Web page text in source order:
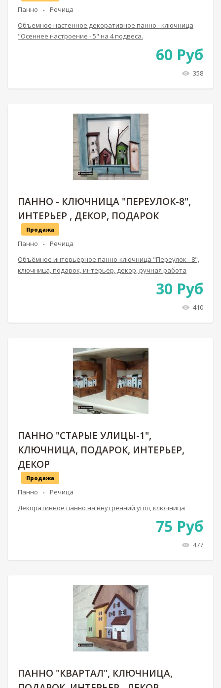
Панно
Речица
Объемное настенное декоративное панно - ключница
"Осеннее настроение - 5" на 4 подвеса.
60 Руб
358
ПАННО - КЛЮЧНИЦА "ПЕРЕУЛОК-8",
ИНТЕРЬЕР , ДЕКОР, ПОДАРОК
Продажа
Панно
Речица
Объёмное интерьерное панно-ключница "Переулок - 8",
ключница, подарок, интерьер, декор, ручная работа
30 Руб
410
ПАННО "СТАРЫЕ УЛИЦЫ-1",
КЛЮЧНИЦА, ПОДАРОК, ИНТЕРЬЕР,
ДЕКОР
Продажа
Панно
Речица
Декоративное панно на внутренний угол, ключница
75 Руб
477
ПАННО "КВАРТАЛ", КЛЮЧНИЦА,